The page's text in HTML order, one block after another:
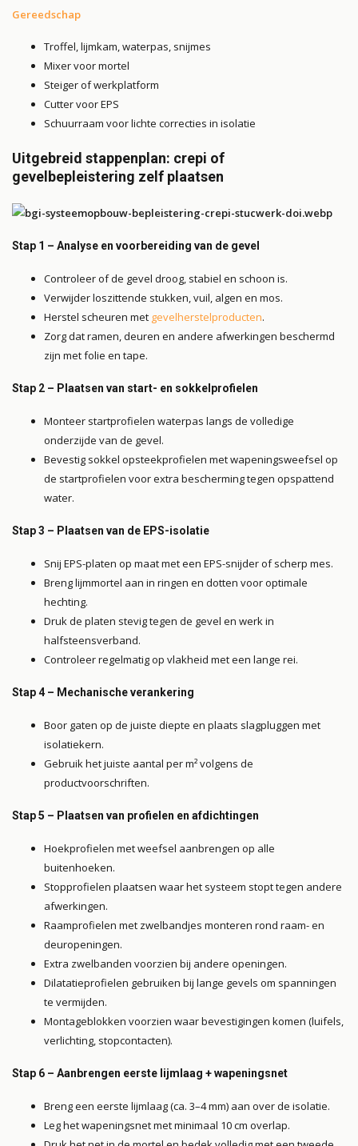
Gereedschap
Troffel, lijmkam, waterpas, snijmes
Mixer voor mortel
Steiger of werkplatform
Cutter voor EPS
Schuurraam voor lichte correcties in isolatie
Uitgebreid stappenplan: crepi of
gevelbepleistering zelf plaatsen
Stap 1 – Analyse en voorbereiding van de gevel
Controleer of de gevel droog, stabiel en schoon is.
Verwijder loszittende stukken, vuil, algen en mos.
Herstel scheuren met gevelherstelproducten.
Zorg dat ramen, deuren en andere afwerkingen beschermd
zijn met folie en tape.
Stap 2 – Plaatsen van start- en sokkelprofielen
Monteer startprofielen waterpas langs de volledige
onderzijde van de gevel.
Bevestig sokkel opsteekprofielen met wapeningsweefsel op
de startprofielen voor extra bescherming tegen opspattend
water.
Stap 3 – Plaatsen van de EPS-isolatie
Snij EPS-platen op maat met een EPS-snijder of scherp mes.
Breng lijmmortel aan in ringen en dotten voor optimale
hechting.
Druk de platen stevig tegen de gevel en werk in
halfsteensverband.
Controleer regelmatig op vlakheid met een lange rei.
Stap 4 – Mechanische verankering
Boor gaten op de juiste diepte en plaats slagpluggen met
isolatiekern.
Gebruik het juiste aantal per m² volgens de
productvoorschriften.
Stap 5 – Plaatsen van profielen en afdichtingen
Hoekprofielen met weefsel aanbrengen op alle
buitenhoeken.
Stopprofielen plaatsen waar het systeem stopt tegen andere
afwerkingen.
Raamprofielen met zwelbandjes monteren rond raam- en
deuropeningen.
Extra zwelbanden voorzien bij andere openingen.
Dilatatieprofielen gebruiken bij lange gevels om spanningen
te vermijden.
Montageblokken voorzien waar bevestigingen komen (luifels,
verlichting, stopcontacten).
Stap 6 – Aanbrengen eerste lijmlaag + wapeningsnet
Breng een eerste lijmlaag (ca. 3–4 mm) aan over de isolatie.
Leg het wapeningsnet met minimaal 10 cm overlap.